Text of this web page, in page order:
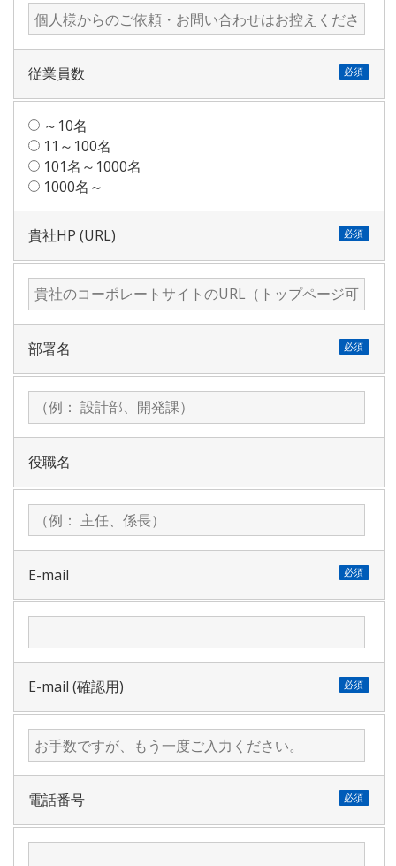
従業員数 必須
～10名
11～100名
101名～1000名
1000名～
貴社HP (URL) 必須
部署名 必須
役職名
E-mail 必須
E-mail (確認用) 必須
電話番号 必須